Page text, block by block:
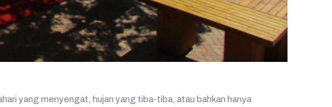
yang menyengat, hujan yang tiba-tiba, atau bahkan hanya